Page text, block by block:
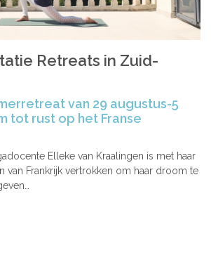
Retreats in Zuid-
van 29 augustus-5
tot rust op het Franse
Elleke van Kraalingen is met haar
van Frankrijk vertrokken om haar droom te